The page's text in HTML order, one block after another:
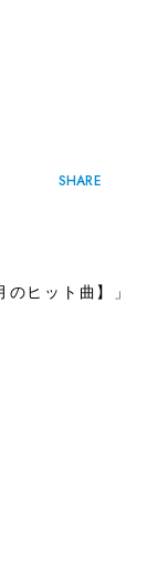
SHARE
ヒット曲】」